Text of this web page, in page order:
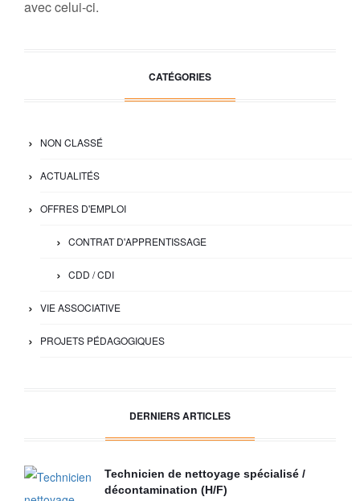
avec celui-ci.
CATÉGORIES
NON CLASSÉ
ACTUALITÉS
OFFRES D'EMPLOI
CONTRAT D'APPRENTISSAGE
CDD / CDI
VIE ASSOCIATIVE
PROJETS PÉDAGOGIQUES
DERNIERS ARTICLES
Technicien de nettoyage spécialisé /
décontamination (H/F)